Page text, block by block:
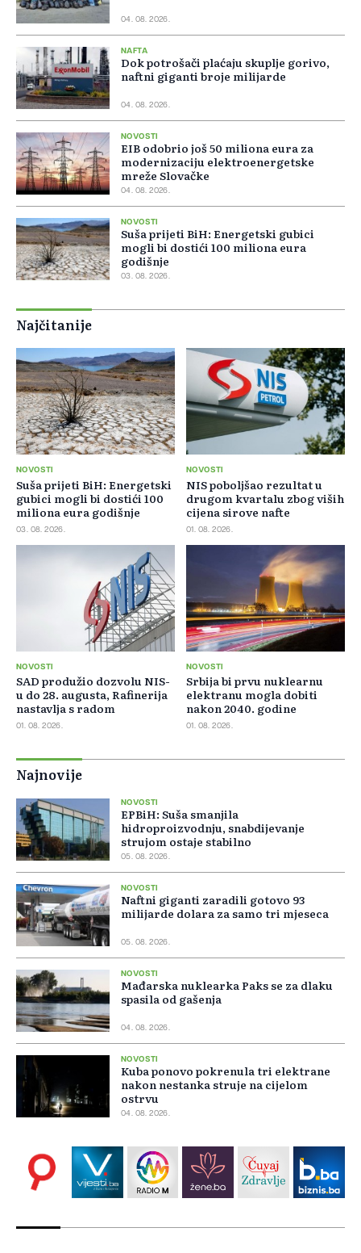
04. 08. 2026.
NAFTA
Dok potrošači plaćaju skuplje gorivo,
naftni giganti broje milijarde
04. 08. 2026.
NOVOSTI
EIB odobrio još 50 miliona eura za
modernizaciju elektroenergetske
mreže Slovačke
04. 08. 2026.
NOVOSTI
Suša prijeti BiH: Energetski gubici
mogli bi dostići 100 miliona eura
godišnje
03. 08. 2026.
Najčitanije
NOVOSTI
Suša prijeti BiH: Energetski
gubici mogli bi dostići 100
miliona eura godišnje
03. 08. 2026.
NOVOSTI
NIS poboljšao rezultat u
drugom kvartalu zbog viših
cijena sirove nafte
01. 08. 2026.
NOVOSTI
SAD produžio dozvolu NIS-
u do 28. augusta, Rafinerija
nastavlja s radom
01. 08. 2026.
NOVOSTI
Srbija bi prvu nuklearnu
elektranu mogla dobiti
nakon 2040. godine
01. 08. 2026.
Najnovije
NOVOSTI
EPBiH: Suša smanjila
hidroproizvodnju, snabdijevanje
strujom ostaje stabilno
05. 08. 2026.
NOVOSTI
Naftni giganti zaradili gotovo 93
milijarde dolara za samo tri mjeseca
05. 08. 2026.
NOVOSTI
Mađarska nuklearka Paks se za dlaku
spasila od gašenja
04. 08. 2026.
NOVOSTI
Kuba ponovo pokrenula tri elektrane
nakon nestanka struje na cijelom
ostrvu
04. 08. 2026.